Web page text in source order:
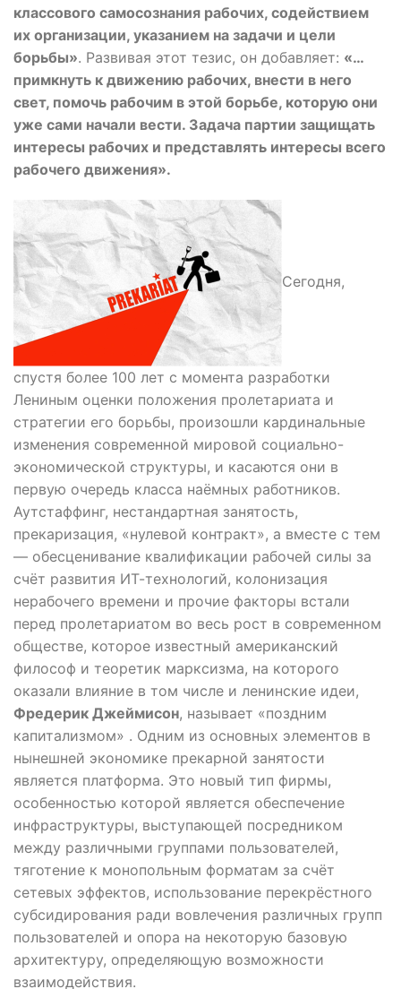
классового самосознания рабочих, содействием
их организации, указанием на задачи и цели
борьбы». Развивая этот тезис, он добавляет: «…
примкнуть к движению рабочих, внести в него
свет, помочь рабочим в этой борьбе, которую они
уже сами начали вести. Задача партии защищать
интересы рабочих и представлять интересы всего
рабочего движения».
Сегодня,
спустя более 100 лет с момента разработки
Лениным оценки положения пролетариата и
стратегии его борьбы, произошли кардинальные
изменения современной мировой социально-
экономической структуры, и касаются они в
первую очередь класса наёмных работников.
Аутстаффинг, нестандартная занятость,
прекаризация, «нулевой контракт», а вместе с тем
— обесценивание квалификации рабочей силы за
счёт развития ИТ-технологий, колонизация
нерабочего времени и прочие факторы встали
перед пролетариатом во весь рост в современном
обществе, которое известный американский
философ и теоретик марксизма, на которого
оказали влияние в том числе и ленинские идеи,
Фредерик Джеймисон, называет «поздним
капитализмом» . Одним из основных элементов в
нынешней экономике прекарной занятости
является платформа. Это новый тип фирмы,
особенностью которой является обеспечение
инфраструктуры, выступающей посредником
между различными группами пользователей,
тяготение к монопольным форматам за счёт
сетевых эффектов, использование перекрёстного
субсидирования ради вовлечения различных групп
пользователей и опора на некоторую базовую
архитектуру, определяющую возможности
взаимодействия.